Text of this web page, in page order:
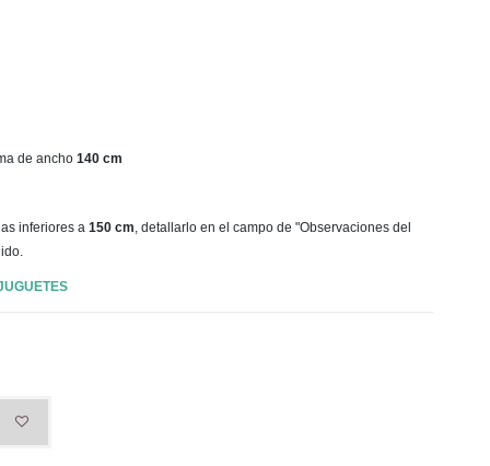
de ancho140 cm
inferiores a150 cm, detallarlo en el campo de "Observaciones del